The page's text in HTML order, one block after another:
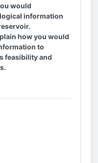
would
information
how you would
to
feasibility and